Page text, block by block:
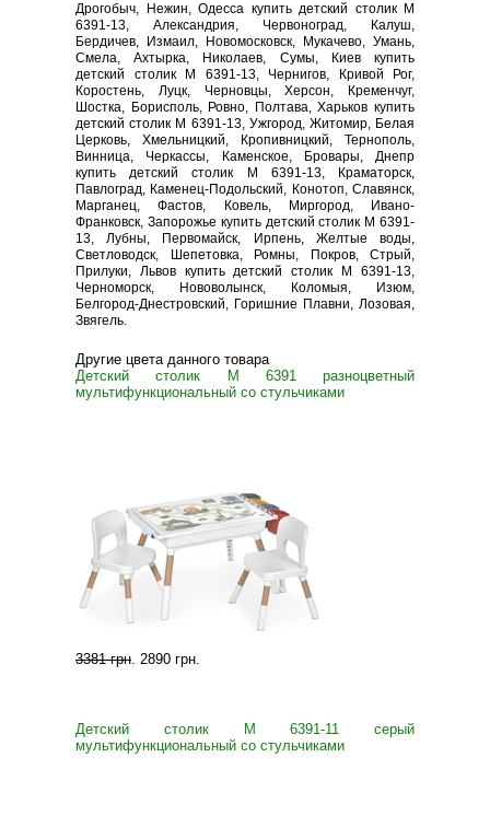
Дрогобыч, Нежин, Одесса купить детский столик M
6391-13, Александрия, Червоноград, Калуш,
Бердичев, Измаил, Новомосковск, Мукачево, Умань,
Смела, Ахтырка, Николаев, Сумы, Киев купить
детский столик M 6391-13, Чернигов, Кривой Рог,
Коростень, Луцк, Черновцы, Херсон, Кременчуг,
Шостка, Борисполь, Ровно, Полтава, Харьков купить
детский столик M 6391-13, Ужгород, Житомир, Белая
Церковь, Хмельницкий, Кропивницкий, Тернополь,
Винница, Черкассы, Каменское, Бровары, Днепр
купить детский столик M 6391-13, Краматорск,
Павлоград, Каменец-Подольский, Конотоп, Славянск,
Марганец, Фастов, Ковель, Миргород, Ивано-
Франковск, Запорожье купить детский столик M 6391-
13, Лубны, Первомайск, Ирпень, Желтые воды,
Светловодск, Шепетовка, Ромны, Покров, Стрый,
Прилуки, Львов купить детский столик M 6391-13,
Черноморск, Нововолынск, Коломыя, Изюм,
Белгород-Днестровский, Горишние Плавни, Лозовая,
Звягель.
Другие цвета данного товара
Детский столик M 6391 разноцветный
мультифункциональный со стульчиками
3381 грн. 2890 грн.
Детский столик M 6391-11 серый
мультифункциональный со стульчиками